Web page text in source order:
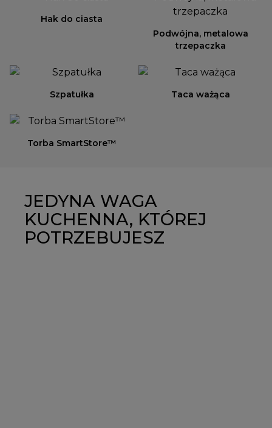
Hak do ciasta
Podwójna, metalowa
trzepaczka
Szpatułka Taca ważąca
Torba SmartStore™
JEDYNA WAGA
KUCHENNA, KTÓREJ
POTRZEBUJESZ